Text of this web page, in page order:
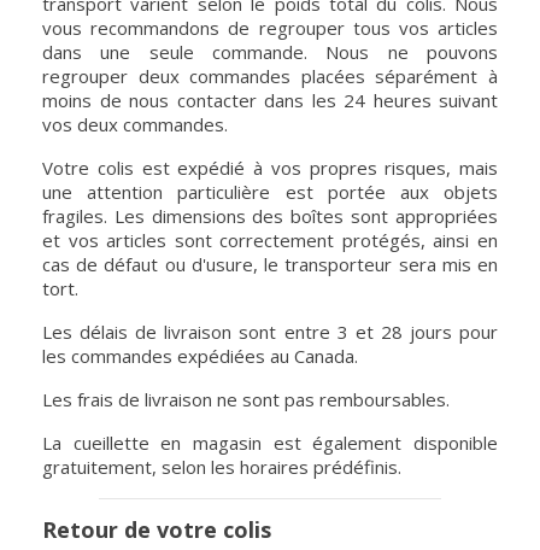
vous recommandons de regrouper tous vos articles
dans une seule commande. Nous ne pouvons
regrouper deux commandes placées séparément à
moins de nous contacter dans les 24 heures suivant
vos deux commandes.
Votre colis est expédié à vos propres risques, mais
une attention particulière est portée aux objets
fragiles. Les dimensions des boîtes sont appropriées
et vos articles sont correctement protégés, ainsi en
cas de défaut ou d'usure, le transporteur sera mis en
tort.
Les délais de livraison sont entre 3 et 28 jours pour
les commandes expédiées au Canada.
Les frais de livraison ne sont pas remboursables.
La cueillette en magasin est également disponible
gratuitement, selon les horaires prédéfinis.
Retour de votre colis